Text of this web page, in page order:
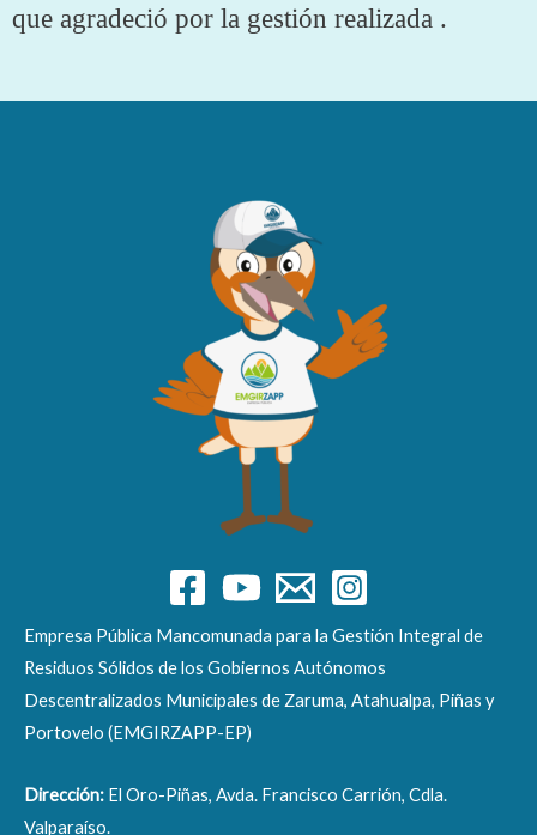
que agradeció por la gestión realizada .
Empresa Pública Mancomunada para la Gestión Integral de
Residuos Sólidos de los Gobiernos Autónomos
Descentralizados Municipales de Zaruma, Atahualpa, Piñas y
Portovelo (EMGIRZAPP-EP)
Dirección: El Oro-Piñas, Avda. Francisco Carrión, Cdla.
Valparaíso.